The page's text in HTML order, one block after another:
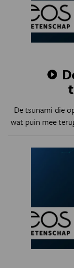
De tsunami die
wat puin mee